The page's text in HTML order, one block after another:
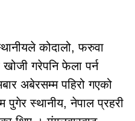
कोदालो, फरुवा
खोजी गरेपनि फेला पर्न
अबेरसम्म पहिरो गएको
पुगेर स्थानीय, नेपाल प्रहरी